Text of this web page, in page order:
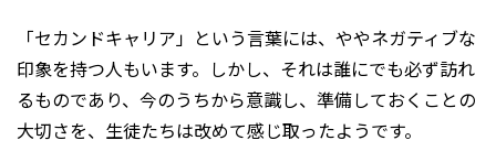
「セカンドキャリア」という言葉には、ややネガティブな
印象を持つ人もいます。しかし、それは誰にでも必ず訪れ
るものであり、今のうちから意識し、準備しておくことの
大切さを、生徒たちは改めて感じ取ったようです。